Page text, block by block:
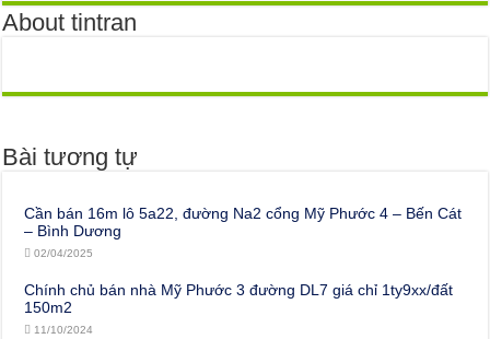
About tintran
Bài tương tự
Cần bán 16m lô 5a22, đường Na2 cổng Mỹ Phước 4 – Bến Cát
– Bình Dương
02/04/2025
Chính chủ bán nhà Mỹ Phước 3 đường DL7 giá chỉ 1ty9xx/đất
150m2
11/10/2024